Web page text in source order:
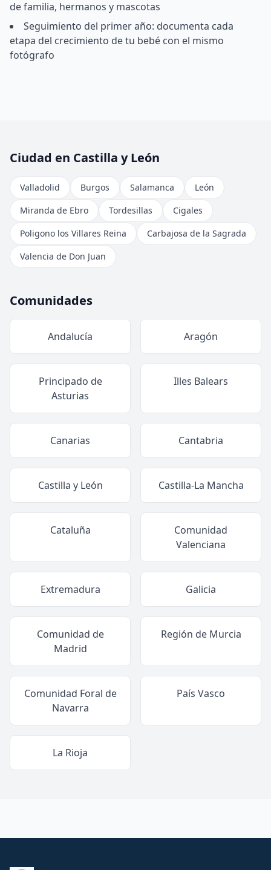
de familia, hermanos y mascotas
Seguimiento del primer año: documenta cada
etapa del crecimiento de tu bebé con el mismo
fotógrafo
Ciudad en Castilla y León
Valladolid Burgos Salamanca
León
Miranda de Ebro
Tordesillas
Cigales
Poligono los Villares Reina
Carbajosa de la Sagrada
Valencia de Don Juan
Comunidades
Andalucía Aragón
Principado de
Asturias
Illes Balears
Canarias Cantabria
Castilla y León Castilla-La Mancha
Cataluña
Comunidad
Valenciana
Extremadura Galicia
Comunidad de
Madrid
Región de Murcia
Comunidad Foral de
Navarra
País Vasco
La Rioja